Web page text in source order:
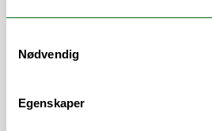
Nødvendig
Egenskaper
statistikk
Sykepleievitenskap